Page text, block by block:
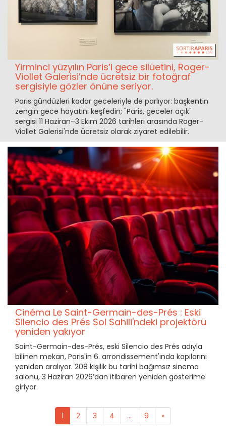
Yirminci yüzyılın Paris’i gece silüetini, Roger-
Viollet Galerisi’nde ücretsiz bir fotoğraf
sergisiyle gözler önüne seriyor.
Paris gündüzleri kadar geceleriyle de parlıyor: başkentin
zengin gece hayatını keşfedin; "Paris, geceler açık"
sergisi 11 Haziran–3 Ekim 2026 tarihleri arasında Roger-
Viollet Galerisi'nde ücretsiz olarak ziyaret edilebilir.
Cinéma Le Saint-Germain-des-Prés : Eski
Silencio des Prés Sol Sahili'ndeki projektörü
yeniden yakıyor
Saint-Germain-des-Prés, eski Silencio des Prés adıyla
bilinen mekan, Paris'in 6. arrondissement'ında kapılarını
yeniden aralıyor. 208 kişilik bu tarihi bağımsız sinema
salonu, 3 Haziran 2026’dan itibaren yeniden gösterime
giriyor.
1 2 3 4 ... 9 »